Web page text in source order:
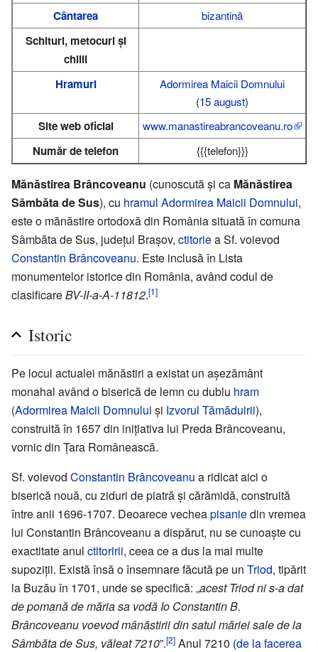
Cântarea bizantină
Schituri, metocuri și
chilii
Hramuri
Adormirea Maicii Domnului
(15 august)
Site web oficial www.manastireabrancoveanu.ro
Număr de telefon {{{telefon}}}
Mănăstirea Brâncoveanu (cunoscută și ca Mănăstirea
Sâmbăta de Sus), cu hramul Adormirea Maicii Domnului,
este o mănăstire ortodoxă din România situată în comuna
Sâmbăta de Sus, județul Brașov, ctitoriea Sf. voievod
Constantin Brâncoveanu. Este inclusă în Lista
monumentelor istorice din România, având codul de
clasificareBV-II-a-A-11812.[1]
Istoric
Pe locul actualei mănăstiri a existat un așezământ
monahal având o biserică de lemn cu dublu hram
(Adormirea Maicii Domnului și Izvorul Tămăduirii),
construită în 1657 din inițiativa lui Preda Brâncoveanu,
vornic din Țara Românească.
Sf. voievod Constantin Brâncoveanu a ridicat aici o
biserică nouă, cu ziduri de piatră și cărămidă, construită
între anii 1696-1707. Deoarece vecheapisaniedin vremea
lui Constantin Brâncoveanu a dispărut, nu se cunoaște cu
exactitate anul ctitoririi, ceea ce a dus la mai multe
supoziții. Există însă o însemnare făcută pe un Triod, tipărit
la Buzău în 1701, unde se specifică: „acest Triod ni s-a dat
de pomană de măria sa vodă Io Constantin B.
Brâncoveanu voevod mânăstirii din satul măriei sale de la
Sâmbăta de Sus, văleat 7210”.[2] Anul 7210 (de la facerea